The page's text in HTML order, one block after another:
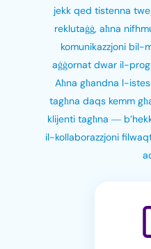
jekk qed tistenna
reklutaġġ, aħna
komunikazzjoni bil-
aġġornat dwar il-
Aħna għandna l-
tagħna daqs kemm
klijenti tagħna ―
il-kollaborazzjoni